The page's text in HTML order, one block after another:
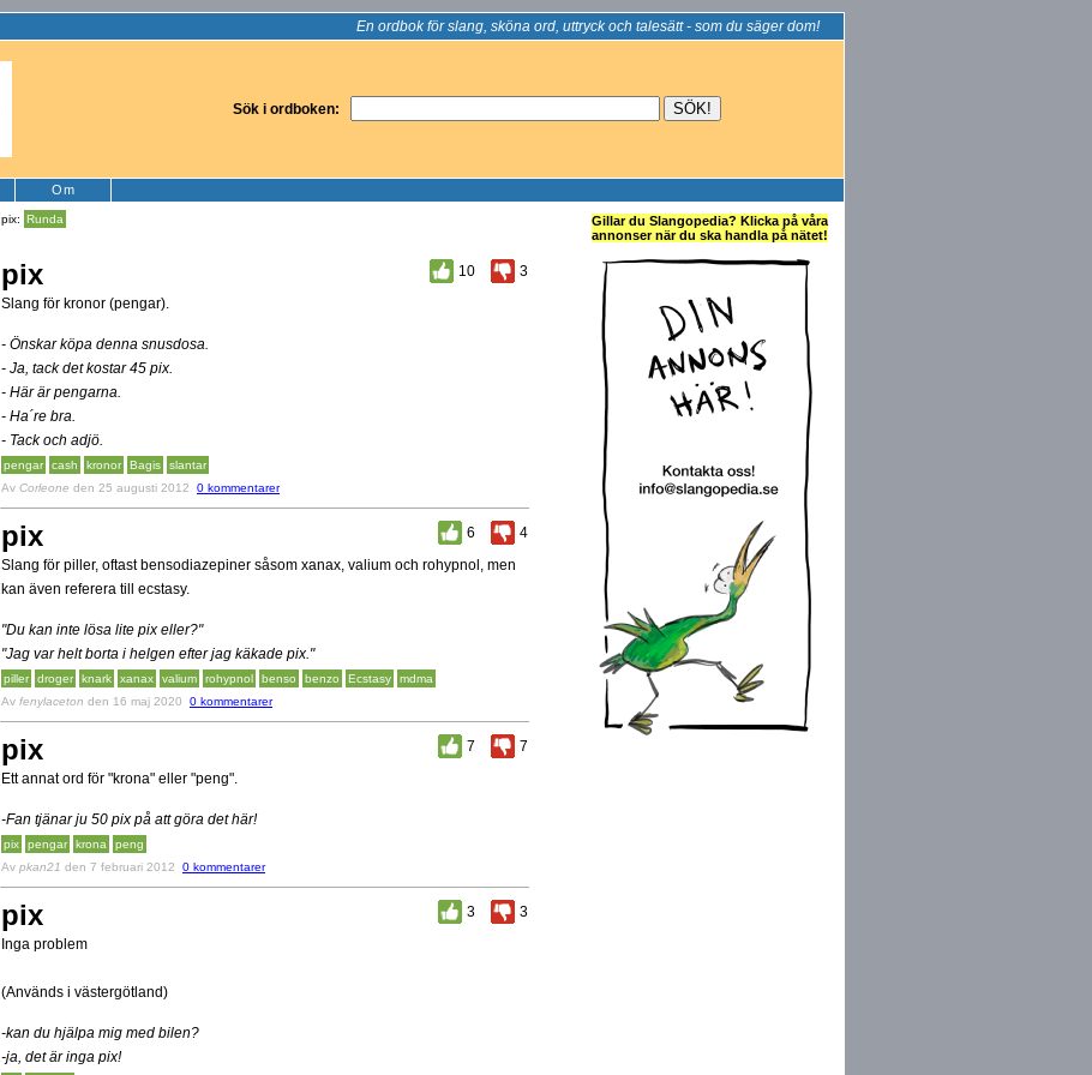
En ordbok för slang, sköna ord, uttryck och talesätt - som du säger dom!
Sök i ordboken:
Om
pix: Runda
pix 10
3
Slang för kronor (pengar).
- Önskar köpa denna snusdosa.
- Ja, tack det kostar 45 pix.
- Här är pengarna.
- Ha´re bra.
- Tack och adjö.
pengar cash kronor Bagis
slantar
Av Corleone den 25 augusti 2012 0 kommentarer
pix 6
4
Slang för piller, oftast bensodiazepiner såsom xanax, valium och rohypnol, men
kan även referera till ecstasy.
"Du kan inte lösa lite pix eller?"
"Jag var helt borta i helgen efter jag käkade pix."
piller droger knark xanax valium rohypnol benso benzo Ecstasy
mdma
Av fenylaceton den 16 maj 2020 0 kommentarer
pix 7
7
Ett annat ord för "krona" eller "peng".
-Fan tjänar ju 50 pix på att göra det här!
pix pengar krona
peng
Av pkan21 den 7 februari 2012 0 kommentarer
pix 3
3
Inga problem
(Används i västergötland)
-kan du hjälpa mig med bilen?
-ja, det är inga pix!
Gillar du Slangopedia? Klicka på våra
annonser när du ska handla på nätet!